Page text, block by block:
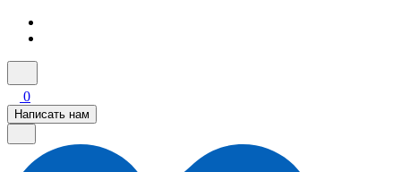
0
Написать нам